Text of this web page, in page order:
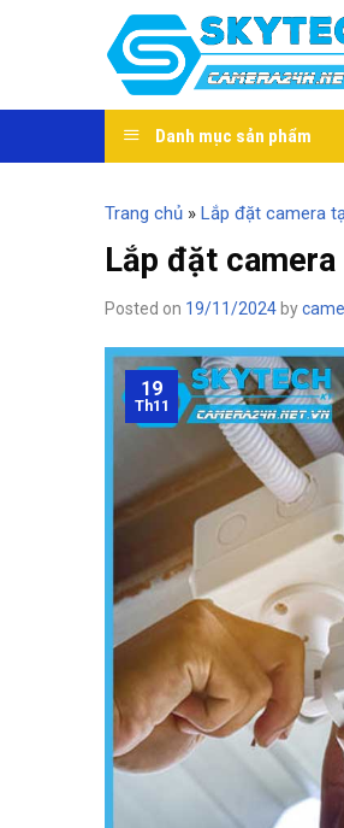
Danh mục sản phẩm
Trang chủ » Lắp đặt camera
Lắp đặt
Posted on 19/11/2024by
19
Th11